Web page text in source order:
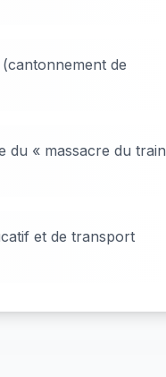
de
du « massacre du train
et de transport